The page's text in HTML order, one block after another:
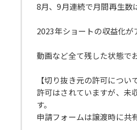
8月、9月連続で月間再生数
2023年ショートの収益化
動画など全て残した状態で
【切り抜き元の許可につい
許可はされていますが、未
す。
申請フォームは譲渡時に共